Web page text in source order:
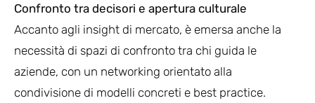
Confronto tra decisori e apertura culturale
Accanto agli insight di mercato, è emersa anche la
necessità di spazi di confronto tra chi guida le
aziende, con un networking orientato alla
condivisione di modelli concreti e best practice.